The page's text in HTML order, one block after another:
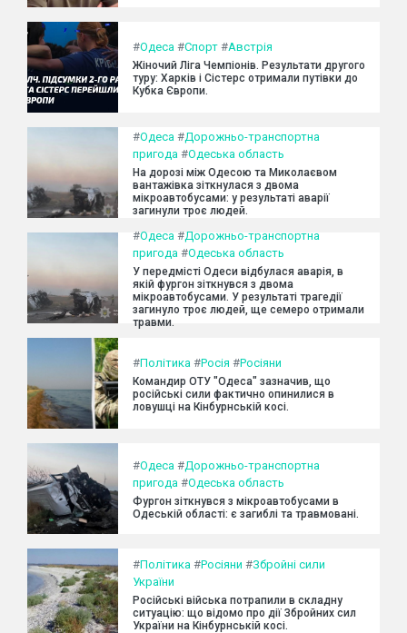
#Одеса #Спорт #Австрія
Жіночий Ліга Чемпіонів. Результати другого
туру: Харків і Сістерс отримали путівки до
Кубка Європи.
#Одеса #Дорожньо-транспортна
пригода #Одеська область
На дорозі між Одесою та Миколаєвом
вантажівка зіткнулася з двома
мікроавтобусами: у результаті аварії
загинули троє людей.
#Одеса #Дорожньо-транспортна
пригода #Одеська область
У передмісті Одеси відбулася аварія, в
якій фургон зіткнувся з двома
мікроавтобусами. У результаті трагедії
загинуло троє людей, ще семеро отримали
травми.
#Політика #Росія #Росіяни
Командир ОТУ "Одеса" зазначив, що
російські сили фактично опинилися в
ловушці на Кінбурнській косі.
#Одеса #Дорожньо-транспортна
пригода #Одеська область
Фургон зіткнувся з мікроавтобусами в
Одеській області: є загиблі та травмовані.
#Політика #Росіяни #Збройні сили
України
Російські війська потрапили в складну
ситуацію: що відомо про дії Збройних сил
України на Кінбурнській косі.